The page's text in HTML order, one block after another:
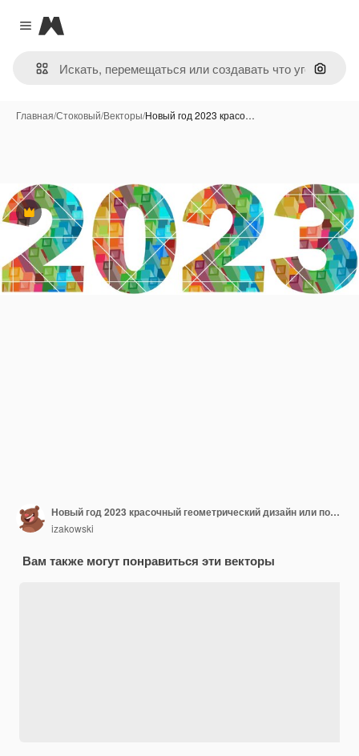
Close menu
Magnific
Поиск
Главная/Стоковый/Векторы/Новый год 2023 красо…
Премиум
Новый год 2023 красочный геометрический дизайн или поздравительная открытка
izakowski
Вам также могут понравиться эти векторы